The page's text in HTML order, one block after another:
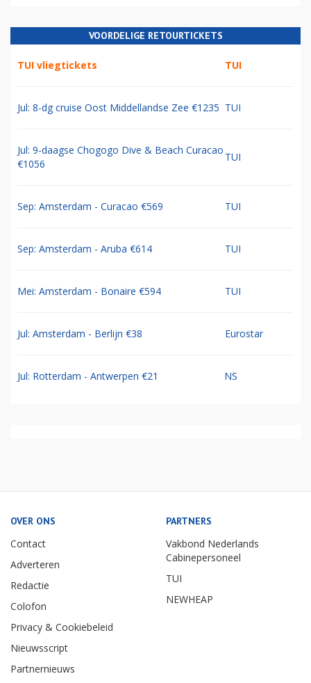
VOORDELIGE RETOURTICKETS
TUI vliegtickets TUI
Jul: 8-dg cruise Oost Middellandse Zee €1235 TUI
Jul: 9-daagse Chogogo Dive & Beach Curacao
€1056
TUI
Sep: Amsterdam - Curacao €569 TUI
Sep: Amsterdam - Aruba €614 TUI
Mei: Amsterdam - Bonaire €594 TUI
Jul: Amsterdam - Berlijn €38 Eurostar
Jul: Rotterdam - Antwerpen €21 NS
OVER ONS
Contact
Adverteren
Redactie
Colofon
Privacy & Cookiebeleid
Nieuwsscript
Partnernieuws
PARTNERS
Vakbond Nederlands
Cabinepersoneel
TUI
NEWHEAP